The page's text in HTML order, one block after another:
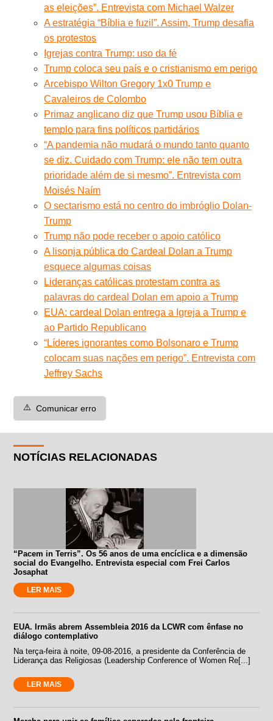
as eleições”. Entrevista com Michael Walzer
A estratégia “Bíblia e fuzil”. Assim, Trump desafia
os protestos
Igrejas contra Trump: uso da fé
Trump coloca seu país e o cristianismo em perigo
Arcebispo Wilton Gregory 1x0 Trump e
Cavaleiros de Colombo
Primaz anglicano diz que Trump usou Bíblia e
templo para fins políticos partidários
“A pandemia não mudará o mundo tanto quanto
se diz. Cuidado com Trump: ele não tem outra
prioridade além de si mesmo”. Entrevista com
Moisés Naím
O sectarismo está no centro do imbróglio Dolan-
Trump
Trump não pode receber o apoio católico
A lisonja pública do Cardeal Dolan a Trump
esquece algumas coisas
Lideranças católicas protestam contra as
palavras do cardeal Dolan em apoio a Trump
EUA: cardeal Dolan entrega a Igreja a Trump e
ao Partido Republicano
“Líderes ignorantes como Bolsonaro e Trump
colocam suas nações em perigo”. Entrevista com
Jeffrey Sachs
⚠️ Comunicar erro
NOTÍCIAS RELACIONADAS
“Pacem in Terris”. Os 56 anos de uma encíclica e a dimensão
social do Evangelho. Entrevista especial com Frei Carlos
Josaphat
LER MAIS
EUA. Irmãs abrem Assembleia 2016 da LCWR com ênfase no
diálogo contemplativo
Na terça-feira à noite, 09-08-2016, a presidente da Conferência de
Liderança das Religiosas (Leadership Conference of Women Re[...]
LER MAIS